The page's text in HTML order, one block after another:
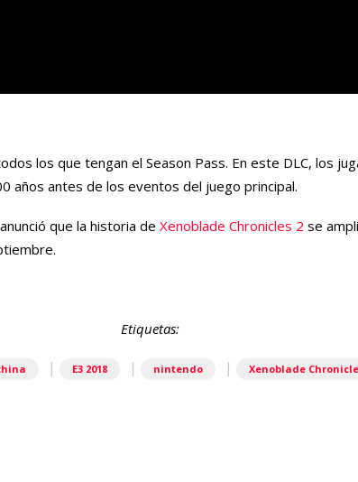
los que tengan el Season Pass. En este DLC, los
años antes de los eventos del juego principal.
que la historia de Xenoblade Chronicles 2 se
Etiquetas:
| E3 2018 | nintendo | Xenoblade